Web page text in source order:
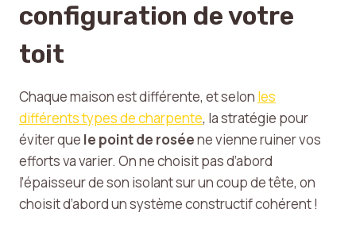
configuration de votre
toit
Chaque maison est différente, et selon les
différents types de charpente, la stratégie pour
éviter que le point de roséene vienne ruiner vos
efforts va varier. On ne choisit pas d’abord
l’épaisseur de son isolant sur un coup de tête, on
choisit d’abord un système constructif cohérent !